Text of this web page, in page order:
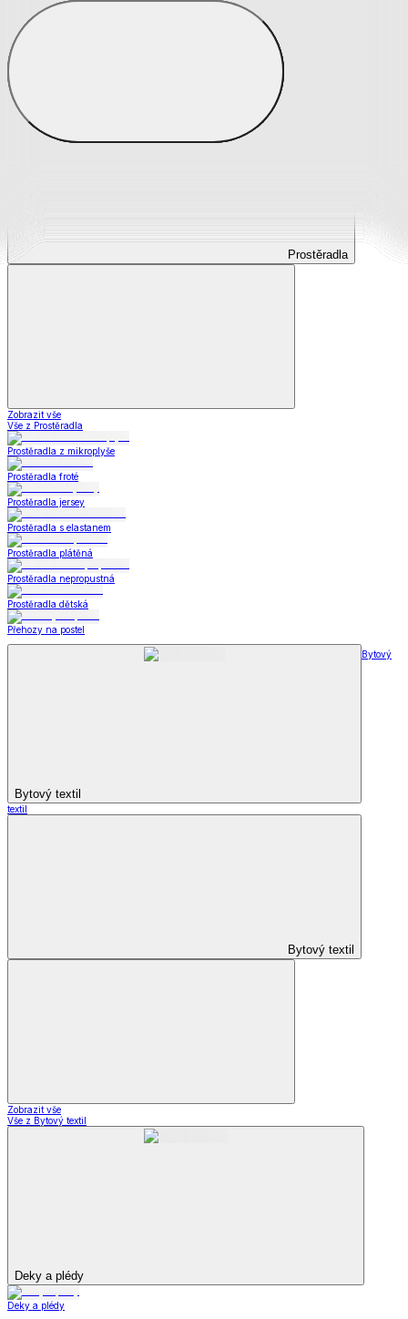
Prostěradla
Prostěradla
Zobrazit vše
Vše z Prostěradla
Prostěradla z mikroplyše
Prostěradla froté
Prostěradla jersey
Prostěradla s elastanem
Prostěradla plátěná
Prostěradla nepropustná
Prostěradla dětská
Přehozy na postel
Bytový textil
Bytový
textil
Bytový textil
Zobrazit vše
Vše z Bytový textil
Deky a plédy
Deky a plédy